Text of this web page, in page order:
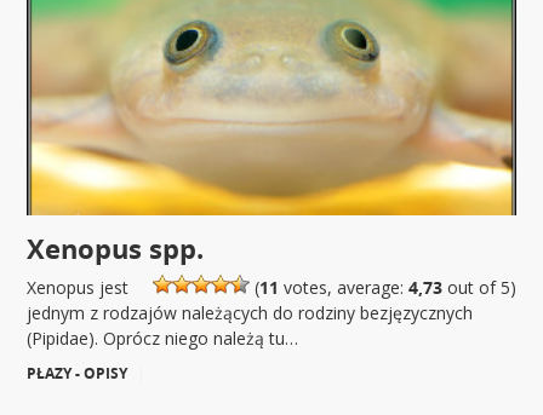
Xenopus spp.
(11 votes, average: 4,73out of 5)
Xenopus jest
jednym z rodzajów należących do rodziny bezjęzycznych
(Pipidae). Oprócz niego należą tu…
PŁAZY - OPISY